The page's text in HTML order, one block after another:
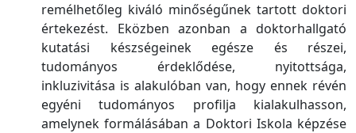
remélhetőleg kiváló minőségűnek tartott doktori
értekezést. Eközben azonban a doktorhallgató
kutatási készségeinek egésze és részei,
tudományos érdeklődése, nyitottsága,
inkluzivitása is alakulóban van, hogy ennek révén
egyéni tudományos profilja kialakulhasson,
amelynek formálásában a Doktori Iskola képzése